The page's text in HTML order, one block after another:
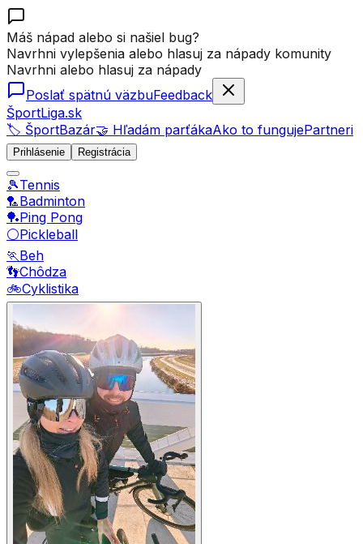
Máš nápad alebo si našiel bug?
Navrhni vylepšenia alebo hlasuj za nápady komunity
Navrhni alebo hlasuj za nápady
Poslať spätnú väzbuFeedback
ŠportLiga.sk
🏷️ ŠportBazár🤝 Hľadám parťákaAko to fungujePartneri
Prihlásenie Registrácia
🎾Tennis
🏸Badminton
🏓Ping Pong
⚪Pickleball
🏃Beh
👣Chôdza
🚲Cyklistika